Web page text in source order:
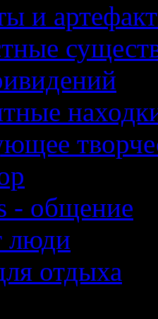
и
- общение
люди
отдыха